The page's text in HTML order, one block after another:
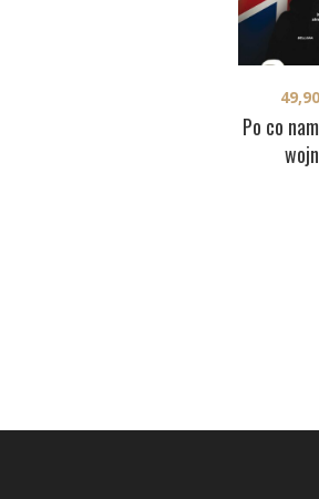
Po co
49,90